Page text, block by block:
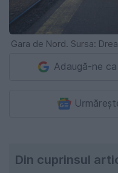
Gara de Nord. Sursa:
Adaugă-ne
Din cuprinsul